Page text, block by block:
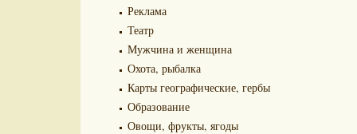
Реклама
Театр
Мужчина и женщина
Охота, рыбалка
Карты географические, гербы
Образование
Овощи, фрукты, ягоды